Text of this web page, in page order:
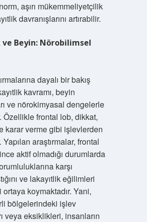
aşırı mükemmeliyetçilik
davranışlarını artırabilir.
ve Beyin: Nörobilimsel
dayalı bir bakış
kavramı, beyin
ve nörokimyasal dengelerle
Özellikle frontal lob, dikkat,
karar verme gibi işlevlerden
araştırmalar, frontal
aktif olmadığı durumlarda
karşı
ve lakayıtlik eğilimleri
koymaktadır. Yani,
bölgelerindeki işlev
veya eksiklikleri, insanların